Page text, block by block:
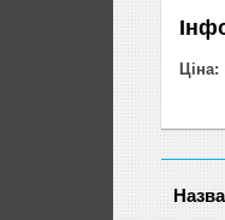
Ціна: